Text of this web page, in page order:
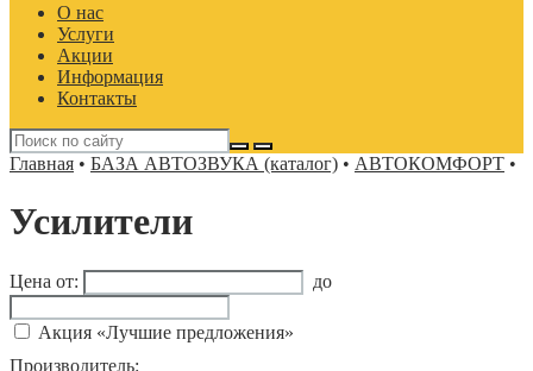
О нас
Услуги
Акции
Информация
Контакты
Главная • БАЗА АВТОЗВУКА (каталог) • АВТОКОМФОРТ •
Усилители
Цена от: до
Акция «Лучшие предложения»
Производитель: